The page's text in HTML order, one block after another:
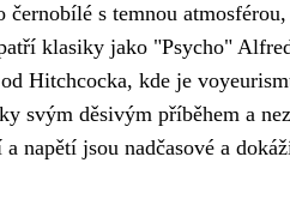
s temnou
klasiky jako "Psycho"
Hitchcocka, kde je
svým děsivým příběhem a
napětí jsou nadčasové a